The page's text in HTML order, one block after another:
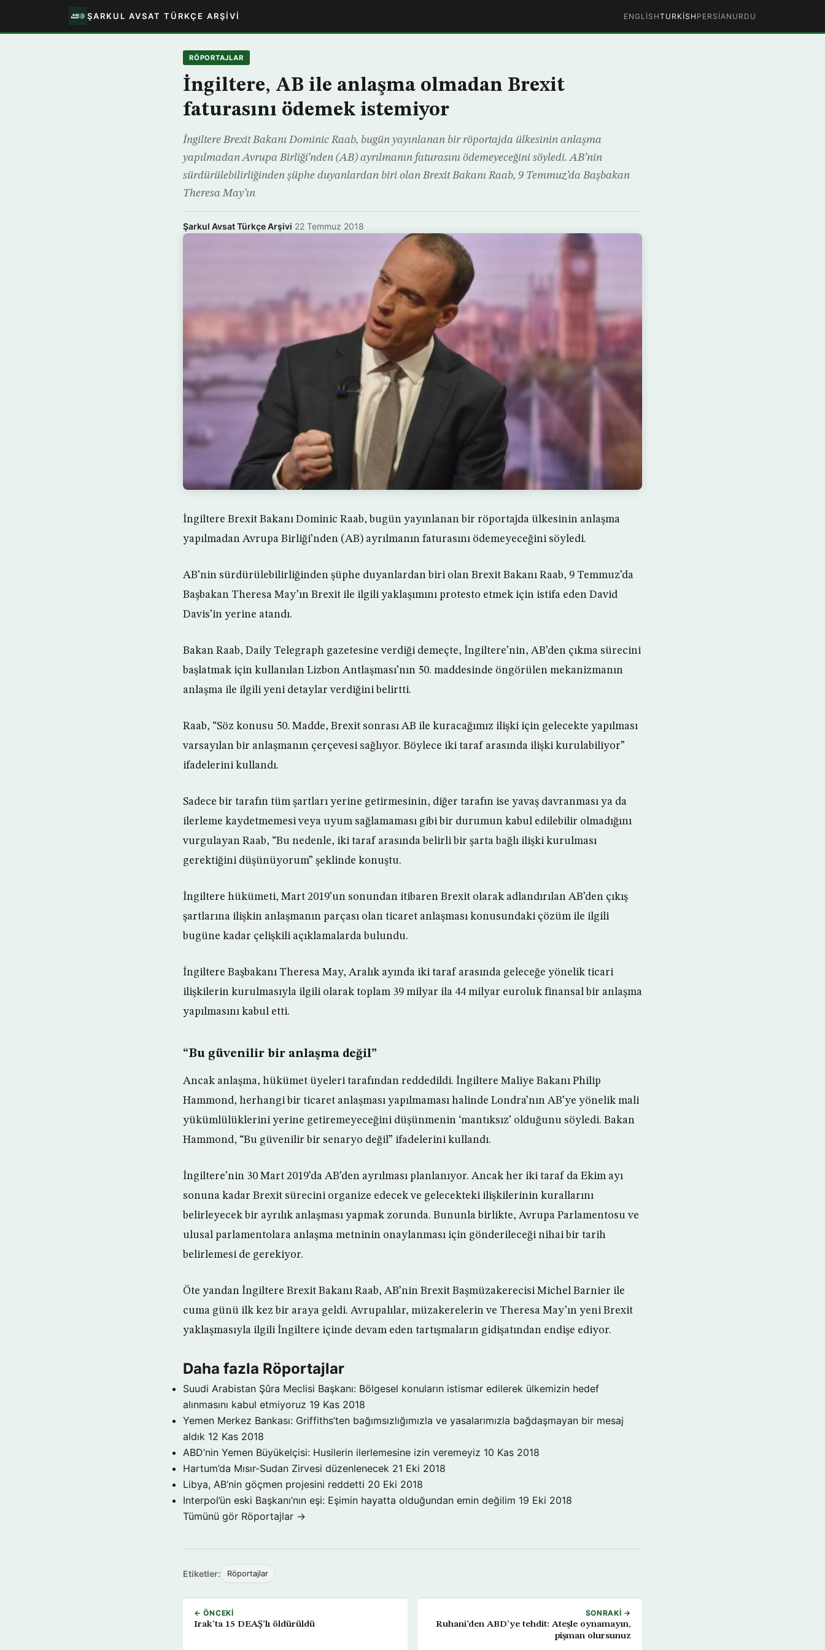
ŞARKUL AVSAT TÜRKÇE ARŞIVI ENGLISHTURKISH PERSIAN URDU
RÖPORTAJLAR
İngiltere, AB ile anlaşma olmadan Brexit
faturasını ödemek istemiyor
İngiltere Brexit Bakanı Dominic Raab, bugün yayınlanan bir röportajda ülkesinin anlaşma
yapılmadan Avrupa Birliği’nden (AB) ayrılmanın faturasını ödemeyeceğini söyledi. AB’nin
sürdürülebilirliğinden şüphe duyanlardan biri olan Brexit Bakanı Raab, 9 Temmuz’da Başbakan
Theresa May’ın
Şarkul Avsat Türkçe Arşivi·22 Temmuz 2018
İngiltere Brexit Bakanı Dominic Raab, bugün yayınlanan bir röportajda ülkesinin anlaşma
yapılmadan Avrupa Birliği’nden (AB) ayrılmanın faturasını ödemeyeceğini söyledi.
AB’nin sürdürülebilirliğinden şüphe duyanlardan biri olan Brexit Bakanı Raab, 9 Temmuz’da
Başbakan Theresa May’ın Brexit ile ilgili yaklaşımını protesto etmek için istifa eden David
Davis’in yerine atandı.
Bakan Raab, Daily Telegraph gazetesine verdiği demeçte, İngiltere’nin, AB’den çıkma sürecini
başlatmak için kullanılan Lizbon Antlaşması’nın 50. maddesinde öngörülen mekanizmanın
anlaşma ile ilgili yeni detaylar verdiğini belirtti.
Raab, “Söz konusu 50. Madde, Brexit sonrası AB ile kuracağımız ilişki için gelecekte yapılması
varsayılan bir anlaşmanın çerçevesi sağlıyor. Böylece iki taraf arasında ilişki kurulabiliyor”
ifadelerini kullandı.
Sadece bir tarafın tüm şartları yerine getirmesinin, diğer tarafın ise yavaş davranması ya da
ilerleme kaydetmemesi veya uyum sağlamaması gibi bir durumun kabul edilebilir olmadığını
vurgulayan Raab, “Bu nedenle, iki taraf arasında belirli bir şarta bağlı ilişki kurulması
gerektiğini düşünüyorum” şeklinde konuştu.
İngiltere hükümeti, Mart 2019’un sonundan itibaren Brexit olarak adlandırılan AB’den çıkış
şartlarına ilişkin anlaşmanın parçası olan ticaret anlaşması konusundaki çözüm ile ilgili
bugüne kadar çelişkili açıklamalarda bulundu.
İngiltere Başbakanı Theresa May, Aralık ayında iki taraf arasında geleceğe yönelik ticari
ilişkilerin kurulmasıyla ilgili olarak toplam 39 milyar ila 44 milyar euroluk finansal bir anlaşma
yapılmasını kabul etti.
“Bu güvenilir bir anlaşma değil”
Ancak anlaşma, hükümet üyeleri tarafından reddedildi. İngiltere Maliye Bakanı Philip
Hammond, herhangi bir ticaret anlaşması yapılmaması halinde Londra’nın AB’ye yönelik mali
yükümlülüklerini yerine getiremeyeceğini düşünmenin ‘mantıksız’ olduğunu söyledi. Bakan
Hammond, “Bu güvenilir bir senaryo değil” ifadelerini kullandı.
İngiltere’nin 30 Mart 2019’da AB’den ayrılması planlanıyor. Ancak her iki taraf da Ekim ayı
sonuna kadar Brexit sürecini organize edecek ve gelecekteki ilişkilerinin kurallarını
belirleyecek bir ayrılık anlaşması yapmak zorunda. Bununla birlikte, Avrupa Parlamentosu ve
ulusal parlamentolara anlaşma metninin onaylanması için gönderileceği nihai bir tarih
belirlemesi de gerekiyor.
Öte yandan İngiltere Brexit Bakanı Raab, AB’nin Brexit Başmüzakerecisi Michel Barnier ile
cuma günü ilk kez bir araya geldi. Avrupalılar, müzakerelerin ve Theresa May’ın yeni Brexit
yaklaşmasıyla ilgili İngiltere içinde devam eden tartışmaların gidişatından endişe ediyor.
Daha fazla Röportajlar
Suudi Arabistan Şûra Meclisi Başkanı: Bölgesel konuların istismar edilerek ülkemizin hedef
alınmasını kabul etmiyoruz 19 Kas 2018
Yemen Merkez Bankası: Griffiths’ten bağımsızlığımızla ve yasalarımızla bağdaşmayan bir mesaj
aldık 12 Kas 2018
ABD’nin Yemen Büyükelçisi: Husilerin ilerlemesine izin veremeyiz 10 Kas 2018
Hartum’da Mısır-Sudan Zirvesi düzenlenecek 21 Eki 2018
Libya, AB’nin göçmen projesini reddetti 20 Eki 2018
Interpol’ün eski Başkanı’nın eşi: Eşimin hayatta olduğundan emin değilim 19 Eki 2018
Tümünü gör Röportajlar →
Etiketler: Röportajlar
← ÖNCEKI
Irak’ta 15 DEAŞ’lı öldürüldü
SONRAKI →
Ruhani’den ABD’ye tehdit: Ateşle oynamayın,
pişman olursunuz